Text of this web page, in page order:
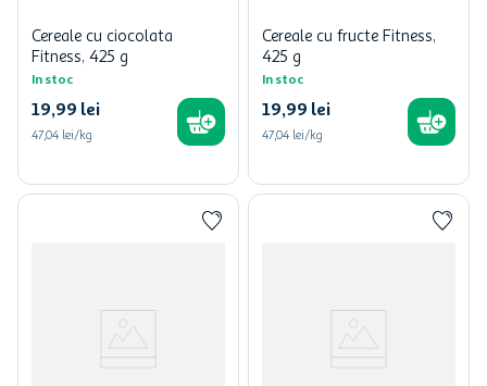
Cereale cu ciocolata
Fitness, 425 g
In stoc
19,99 lei
47,04 lei/kg
Cereale cu fructe Fitness,
425 g
In stoc
19,99 lei
47,04 lei/kg